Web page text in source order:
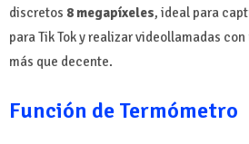
discretos 8 megapíxeles, ideal para
para Tik Tok y realizar videollamadas
más que decente.
Función de Termómetro